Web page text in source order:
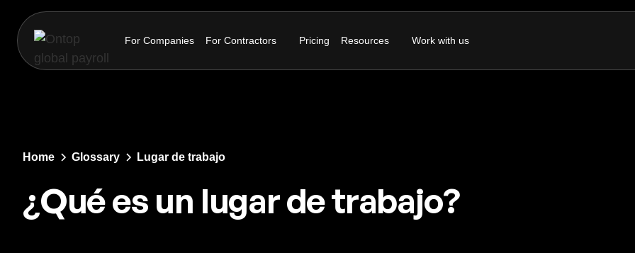
For Companies For Contractors Pricing Resources Work with us
Home Glossary Lugar de trabajo
¿Qué es un lugar de trabajo?